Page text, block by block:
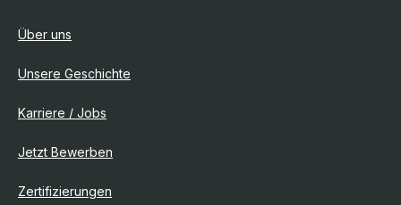
Über uns
Unsere Geschichte
Karriere / Jobs
Jetzt Bewerben
Zertifizierungen